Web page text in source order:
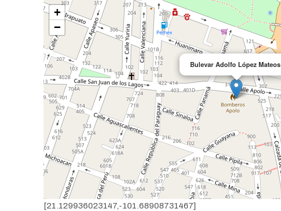
Bulevar Adolfo López Mateos
+
−
[21.129936023147,-101.68908731467]